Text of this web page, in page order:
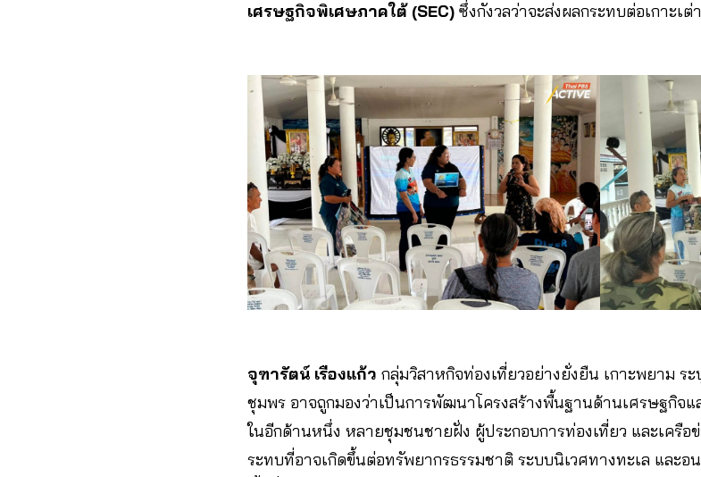
เศรษฐกิจพิเศษภาคใต้ (SEC) ซึ่งกังวลว่าจะส่งผลกระทบต่อเกาะเต่า
จุฑารัตน์ เรืองแก้ว กลุ่มวิสาหกิจท่องเที่ยวอย่างยั่งยืน เกาะพยาม ร
ชุมพร อาจถูกมองว่าเป็นการพัฒนาโครงสร้างพื้นฐานด้านเศรษฐกิจ
ในอีกด้านหนึ่ง หลายชุมชนชายฝั่ง ผู้ประกอบการท่องเที่ยว และเครือ
ระทบที่อาจเกิดขึ้นต่อทรัพยากรธรรมชาติ ระบบนิเวศทางทะเล และอ